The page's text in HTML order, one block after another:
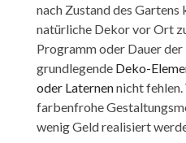
nach Zustand des Gartens
natürliche Dekor vor Ort
Programm oder Dauer
grundlegende Deko-
oder Laternennicht fehlen.
farbenfrohe
wenig Geld realisiert